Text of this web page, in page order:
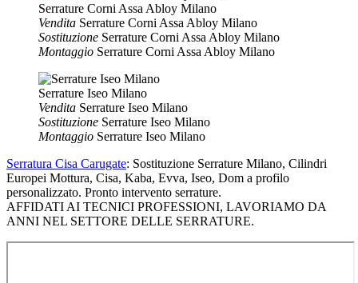
Serrature Corni Assa Abloy Milano
Vendita Serrature Corni Assa Abloy Milano
Sostituzione Serrature Corni Assa Abloy Milano
Montaggio Serrature Corni Assa Abloy Milano
Serrature Iseo Milano
Vendita Serrature Iseo Milano
Sostituzione Serrature Iseo Milano
Montaggio Serrature Iseo Milano
Serratura Cisa Carugate: Sostituzione Serrature Milano, Cilindri
Europei Mottura, Cisa, Kaba, Evva, Iseo, Dom a profilo
personalizzato. Pronto intervento serrature.
AFFIDATI AI TECNICI PROFESSIONI, LAVORIAMO DA
ANNI NEL SETTORE DELLE SERRATURE.